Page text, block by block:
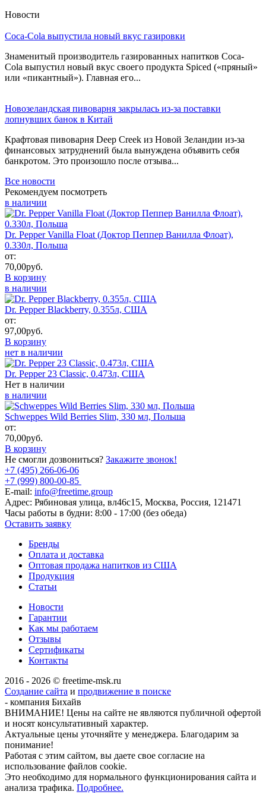
Новости
Coca-Cola выпустила новый вкус газировки
Знаменитый производитель газированных напитков Coca-
Cola выпустил новый вкус своего продукта Spiced («пряный»
или «пикантный»). Главная его...
Новозеландская пивоварня закрылась из-за поставки
лопнувших банок в Китай
Крафтовая пивоварня Deep Creek из Новой Зеландии из-за
финансовых затруднений была вынуждена объявить себя
банкротом. Это произошло после отзыва...
Все новости
Рекомендуем посмотреть
в наличии
Dr. Pepper Vanilla Float (Доктор Пеппер Ванилла Флоат),
0.330л, Польша
от:
70,00руб.
В корзину
в наличии
Dr. Pepper Blackberry, 0.355л, США
от:
97,00руб.
В корзину
нет в наличии
Dr. Pepper 23 Classic, 0.473л, США
Нет в наличии
в наличии
Schweppes Wild Berries Slim, 330 мл, Польша
от:
70,00руб.
В корзину
Не смогли дозвониться? Закажите звонок!
+7 (495) 266-06-06
+7 (999) 800-00-85
E-mail: info@freetime.group
Адрес: Рябиновая улица, вл46с15, Москва, Россия, 121471
Часы работы в будни: 8:00 - 17:00 (без обеда)
Оставить заявку
Бренды
Оплата и доставка
Оптовая продажа напитков из США
Продукция
Статьи
Новости
Гарантии
Как мы работаем
Отзывы
Сертификаты
Контакты
2016 - 2026 © freetime-msk.ru
Создание сайта и продвижение в поиске
- компания Бихайв
ВНИМАНИЕ! Цены на сайте не являются публичной офертой
и носят консультативный характер.
Актуальные цены уточняйте у менеджера. Благодарим за
понимание!
Работая с этим сайтом, вы даете свое согласие на
использование файлов cookie.
Это необходимо для нормального функционирования сайта и
анализа трафика. Подробнее.